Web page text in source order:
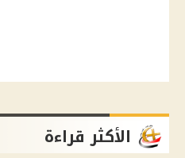
الأكثر قراءة